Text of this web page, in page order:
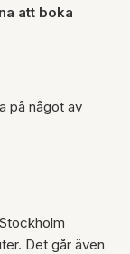
att boka
på något av
Det går även